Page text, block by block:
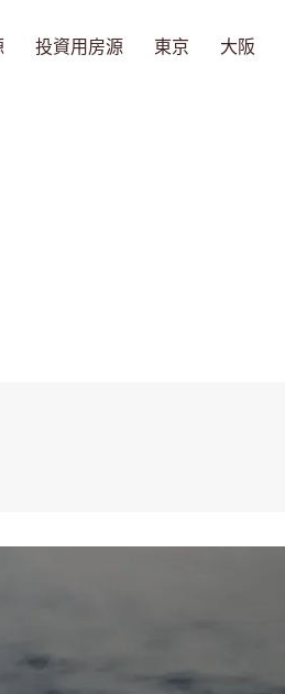
投資用房源 東京 大阪